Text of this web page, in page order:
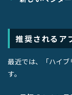
推奨されるア
最近では、「ハイ
す。